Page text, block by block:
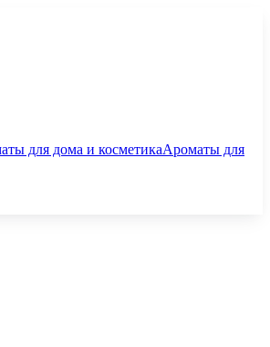
для дома и косметикаАроматы для